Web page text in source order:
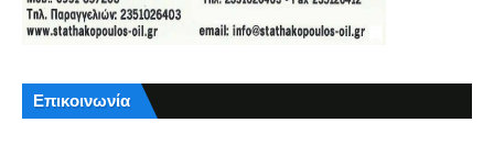
Επικοινωνία